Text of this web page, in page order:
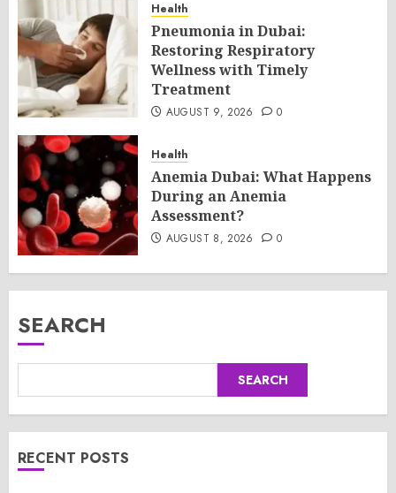
Health
Pneumonia in Dubai:
Restoring Respiratory
Wellness with Timely
Treatment
AUGUST 9, 2026 0
Health
Anemia Dubai: What Happens
During an Anemia
Assessment?
AUGUST 8, 2026 0
SEARCH
SEARCH
RECENT POSTS